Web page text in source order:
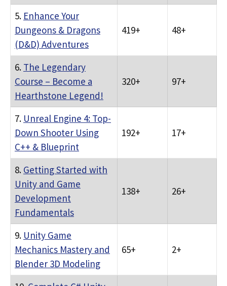
5. Enhance Your
Dungeons & Dragons
(D&D) Adventures
419+ 48+
6. The Legendary
Course – Become a
Hearthstone Legend!
320+ 97+
7. Unreal Engine 4: Top-
Down Shooter Using
C++ & Blueprint
192+ 17+
8. Getting Started with
Unity and Game
Development
Fundamentals
138+ 26+
9. Unity Game
Mechanics Mastery and
Blender 3D Modeling
65+ 2+